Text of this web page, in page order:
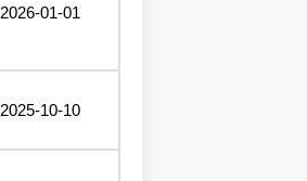
2026-01-01
2025-10-10